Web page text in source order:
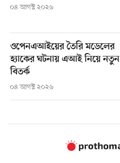
০৪ আগস্ট ২০২৬
ওপেনএআইয়ের তৈরি মডেলের
হ্যাকের ঘটনায় এআই নিয়ে নতুন
বিতর্ক
০৪ আগস্ট ২০২৬